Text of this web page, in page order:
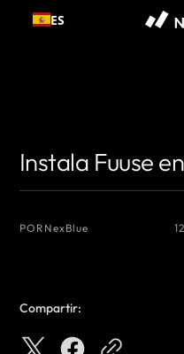
Ir al
contenido
ES
Instala Fuuse
POR NexBlue
Compartir: